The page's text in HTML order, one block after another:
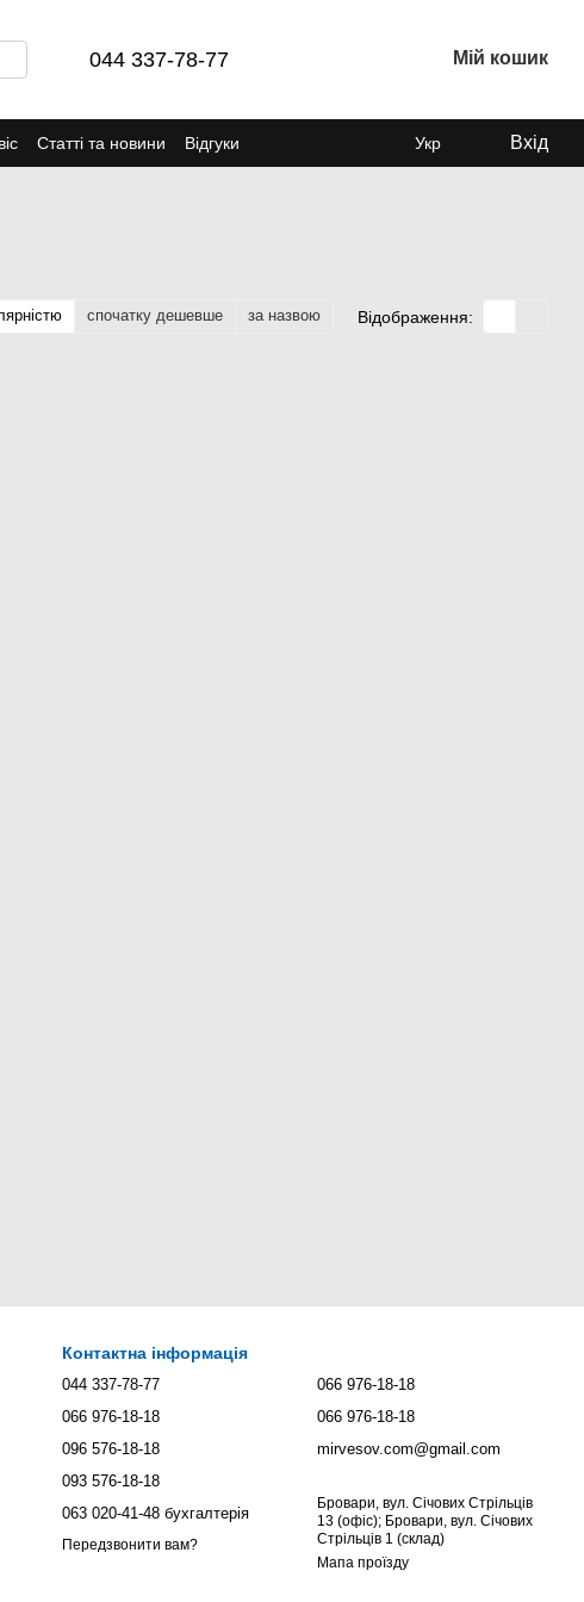
044 337-78-77 Мій кошик
Статті та новини
Відгуки
Укр Вхід
спочатку дешевше за назвою Відображення:
Контактна інформація
044 337-78-77
066 976-18-18
096 576-18-18
093 576-18-18
063 020-41-48 бухгалтерія
Передзвонити вам?
066 976-18-18
066 976-18-18
mirvesov.com@gmail.com
Бровари, вул. Січових Стрільців
13 (офіс); Бровари, вул. Січових
Стрільців 1 (склад)
Мапа проїзду